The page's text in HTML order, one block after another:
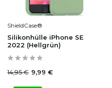
ShieldCase®
Silikonhülle iPhone SE
2022 (Hellgrün)
14,95 € 9,99 €